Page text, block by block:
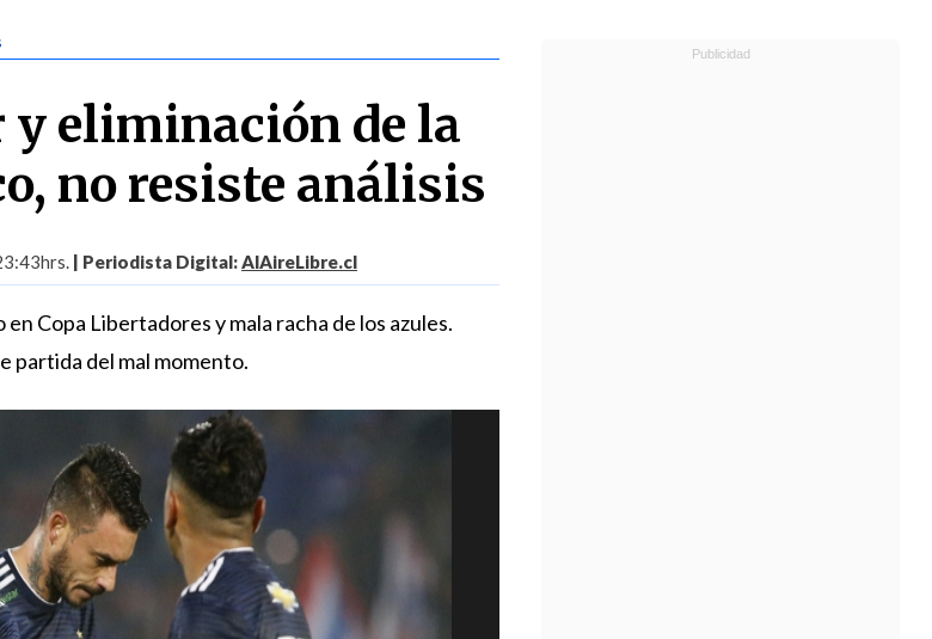
y eliminación de la
no resiste análisis
| Periodista Digital:AlAireLibre.cl
Copa Libertadores y mala racha de los azules.
partida del mal momento.